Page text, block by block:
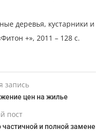
деревья, кустарники и
+», 2011 – 128 с.
запись
цен на жилье
пост
и полной замене